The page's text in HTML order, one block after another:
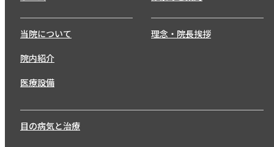
当院について
院内紹介
医療設備
理念・院長挨拶
目の病気と治療